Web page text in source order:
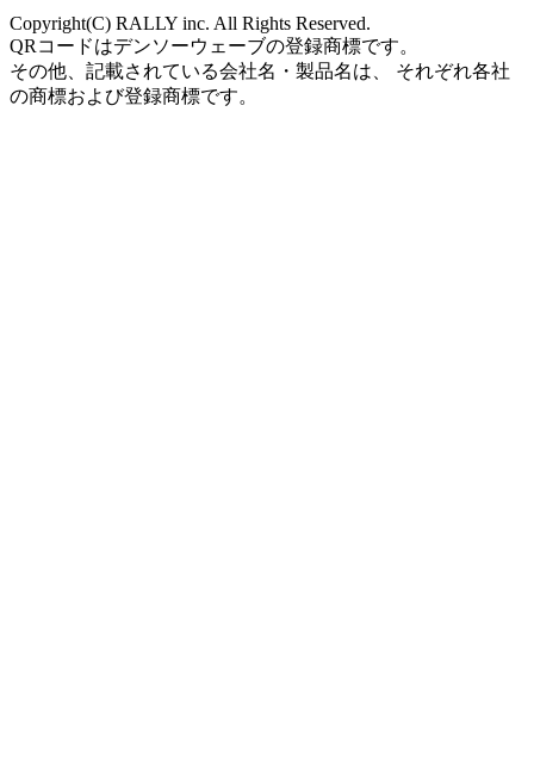
Copyright(C) RALLY inc. All Rights Reserved.
QRコードはデンソーウェーブの登録商標です。
その他、記載されている会社名・製品名は、 それぞれ各社
の商標および登録商標です。